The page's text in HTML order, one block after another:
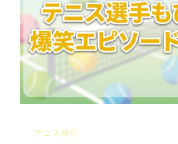
動
画
集:
笑
テニス旅行